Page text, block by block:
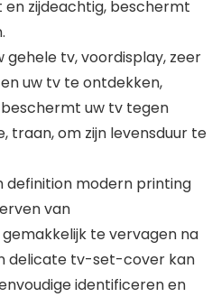
zijdeachtig, beschermt
gehele tv, voordisplay, zeer
uw tv te ontdekken,
uw tv tegen
traan, om zijn levensduur te
modern printing
van
te vervagen na
delicate tv-set-cover kan
identificeren en